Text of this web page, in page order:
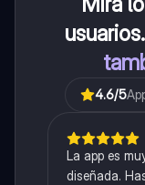
4.6/5
La app es
diseñada.